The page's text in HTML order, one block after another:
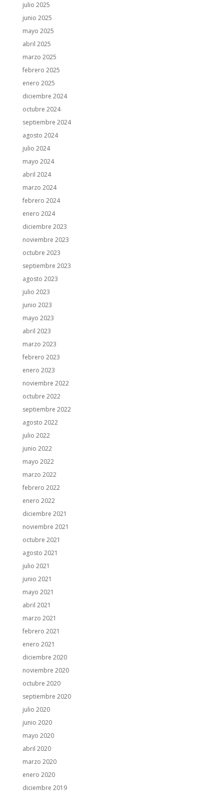
julio 2025
junio 2025
mayo 2025
abril 2025
marzo 2025
febrero 2025
enero 2025
diciembre 2024
octubre 2024
septiembre 2024
agosto 2024
julio 2024
mayo 2024
abril 2024
marzo 2024
febrero 2024
enero 2024
diciembre 2023
noviembre 2023
octubre 2023
septiembre 2023
agosto 2023
julio 2023
junio 2023
mayo 2023
abril 2023
marzo 2023
febrero 2023
enero 2023
noviembre 2022
octubre 2022
septiembre 2022
agosto 2022
julio 2022
junio 2022
mayo 2022
marzo 2022
febrero 2022
enero 2022
diciembre 2021
noviembre 2021
octubre 2021
agosto 2021
julio 2021
junio 2021
mayo 2021
abril 2021
marzo 2021
febrero 2021
enero 2021
diciembre 2020
noviembre 2020
octubre 2020
septiembre 2020
julio 2020
junio 2020
mayo 2020
abril 2020
marzo 2020
enero 2020
diciembre 2019